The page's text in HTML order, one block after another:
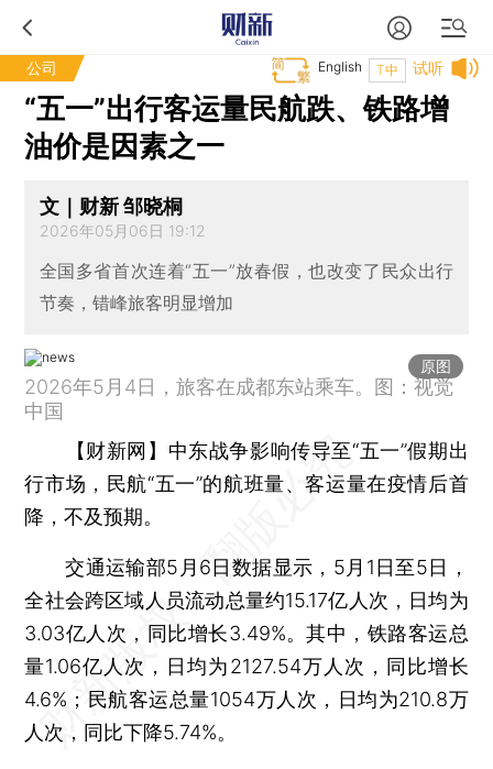
公司 试听
T中
English
“五一”出行客运量民航跌、铁路增
油价是因素之一
文｜财新 邹晓桐
2026年05月06日 19:12
全国多省首次连着“五一”放春假，也改变了民众出行
节奏，错峰旅客明显增加
原图
2026年5月4日，旅客在成都东站乘车。图：视觉
中国
【财新网】 中东战争影响传导至“五一”假期出
行市场，民航“五一”的航班量、客运量在疫情后首
降，不及预期。
交通运输部5月6日数据显示，5月1日至5日，
全社会跨区域人员流动总量约15.17亿人次，日均为
3.03亿人次，同比增长3.49%。其中，铁路客运总
量1.06亿人次，日均为2127.54万人次，同比增长
4.6%；民航客运总量1054万人次，日均为210.8万
人次，同比下降5.74%。